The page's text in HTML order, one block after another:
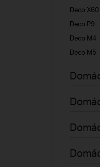
Deco X60
Deco P9
Deco M4
Deco M5